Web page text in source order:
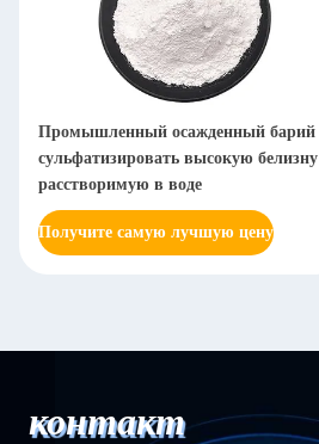
Промышленный осажденный барий
сульфатизировать высокую белизну
расстворимую в воде
Получите самую лучшую цену
контакт